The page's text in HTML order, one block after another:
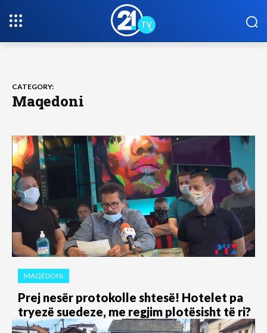
CATEGORY:
Maqedoni
MAQEDONI
Prej nesër protokolle shtesë! Hotelet pa
tryezë suedeze, me regjim plotësisht të ri?